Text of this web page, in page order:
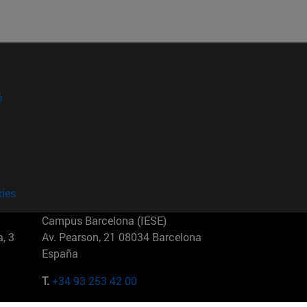
3
Campus Barcelona (IESE)
Av. Pearson, 21 08034 Barcelona
España
T.+34 93 253 42 00